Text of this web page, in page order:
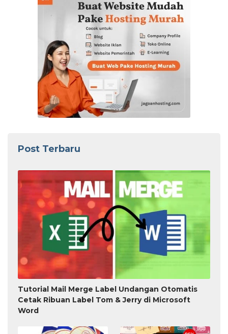
Post Terbaru
Tutorial Mail Merge Label Undangan Otomatis
Cetak Ribuan Label Tom & Jerry di Microsoft
Word